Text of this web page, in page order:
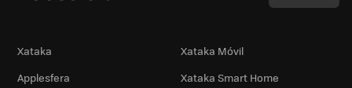
Xataka
Xataka Móvil
Applesfera
Xataka Smart Home